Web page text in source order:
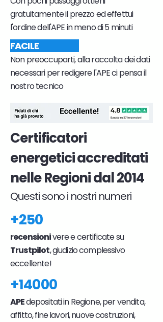
gratuitamente il prezzo ed effettui
l'ordine dell'APE in meno di 5 minuti
FACILE
Non preoccuparti, alla raccolta dei dati
necessari per redigere l'APE ci pensa il
nostro tecnico
Certificatori
energetici accreditati
nelle Regioni dal 2014
Questi sono i nostri numeri
+250
recensionivere e certificate su
Trustpilot, giudizio complessivo
eccellente!
+14000
APEdepositati in Regione, per vendita,
affitto, fine lavori, nuove costruzioni,